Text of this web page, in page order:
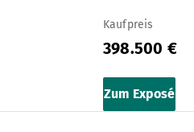
Kaufpreis
398.500 €
Zum Exposé